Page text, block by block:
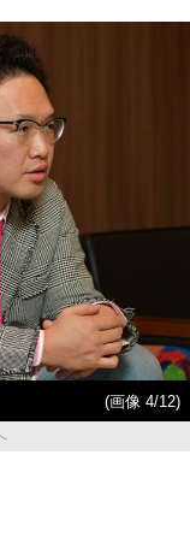
(画像 4/12)